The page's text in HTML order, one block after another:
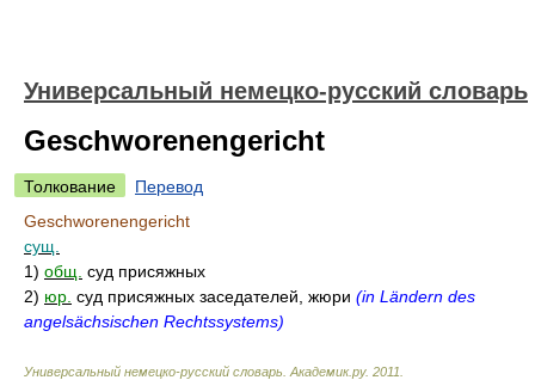
Универсальный немецко-русский словарь
Geschworenengericht
Толкование
Перевод
Geschworenengericht
сущ.
1) общ. суд присяжных
2) юр. суд присяжных заседателей, жюри (in Ländern des
angelsächsischen Rechtssystems)
Универсальный немецко-русский словарь Академик.ру. 2011